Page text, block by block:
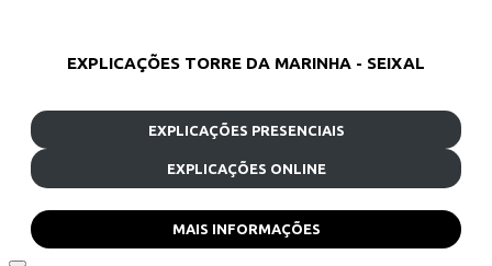
EXPLICAÇÕES TORRE DA MARINHA - SEIXAL
EXPLICAÇÕES PRESENCIAIS
EXPLICAÇÕES ONLINE
MAIS INFORMAÇÕES